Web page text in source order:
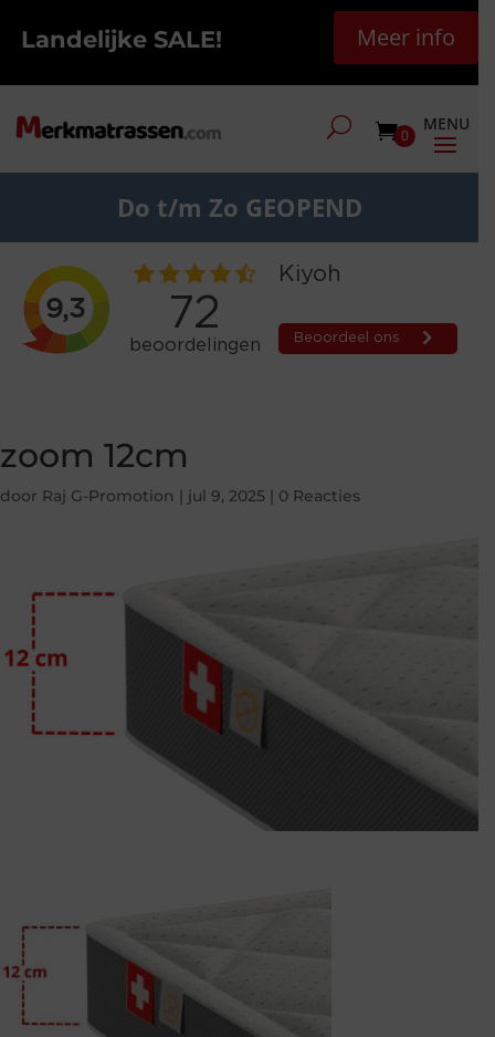
Landelijke SALE! Meer info
0
Do t/m Zo GEOPEND
zoom 12cm
door Raj G-Promotion | jul 9, 2025 | 0 Reacties